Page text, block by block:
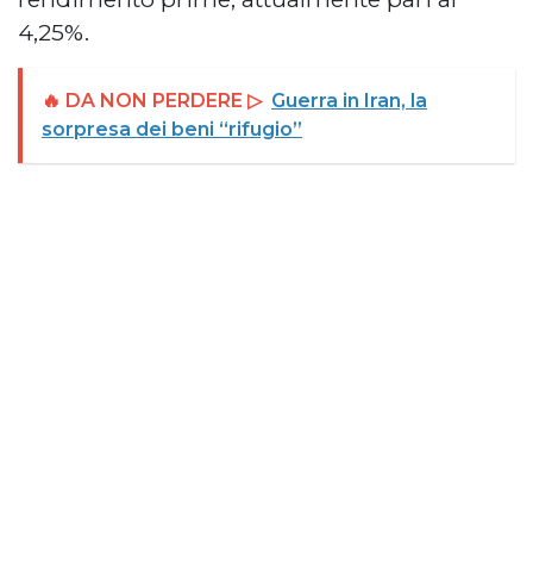
4,25%.
🔥 DA NON PERDERE ▷ Guerra in Iran, la
sorpresa dei beni “rifugio”